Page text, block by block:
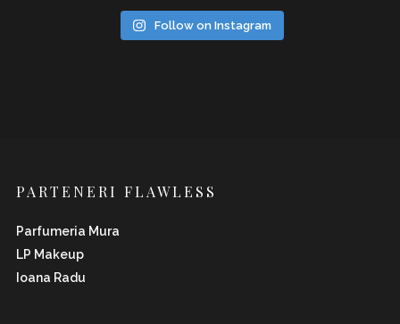
Follow on Instagram
PARTENERI FLAWLESS
Parfumeria Mura
LP Makeup
Ioana Radu